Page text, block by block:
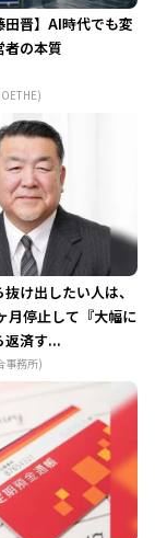
田晋】AI時代でも変
者の本質
け出したい人は、
月停止して『大幅に
返済す...
事務所)